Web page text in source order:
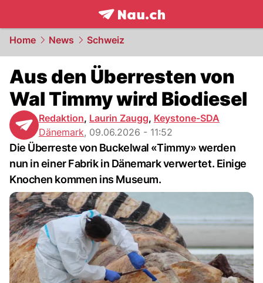
frontpage.NAU.ch
Home News Schweiz
Aus den Überresten von
Wal Timmy wird Biodiesel
Redaktion, Laurin Zaugg, Keystone-SDA
Dänemark, 09.06.2026 - 11:52
Die Überreste von Buckelwal «Timmy» werden
nun in einer Fabrik in Dänemark verwertet. Einige
Knochen kommen ins Museum.